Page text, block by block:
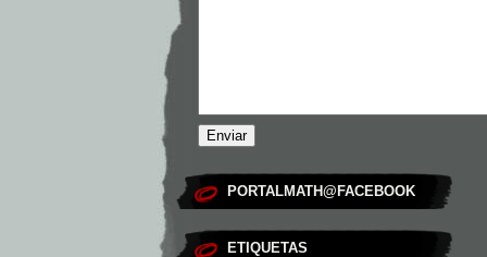
PORTALMATH@FACEBOOK
ETIQUETAS